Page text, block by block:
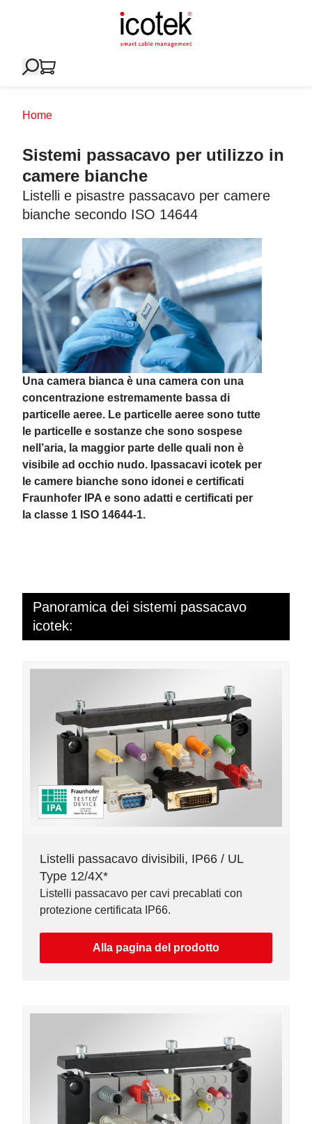
Home
Sistemi passacavo per utilizzo in
camere bianche
Listelli e pisastre passacavo per camere
bianche secondo ISO 14644
Una camera bianca è una camera con una
concentrazione estremamente bassa di
particelle aeree. Le particelle aeree sono tutte
le particelle e sostanze che sono sospese
nell’aria, la maggior parte delle quali non è
visibile ad occhio nudo. I passacavi icotek per
le camere bianche sono idonei e certificati
Fraunhofer IPA e sono adatti e certificati per
la classe 1 ISO 14644-1.
Panoramica dei sistemi passacavo
icotek:
Listelli passacavo divisibili, IP66 / UL
Type 12/4X*
Listelli passacavo per cavi precablati con
protezione certificata IP66.
Alla pagina del prodotto